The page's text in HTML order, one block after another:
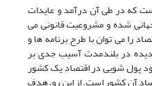
که در طی آن درآمد و عایدات
شده و مشروعیت قانونی می
را می توان با طرح برنامه ها و
در بلندمدت آسیب جدی بر
پول شویی در اقتصاد یک کشور